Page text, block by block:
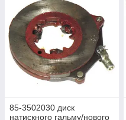
85-3502030 диск
натискного гальму/нового